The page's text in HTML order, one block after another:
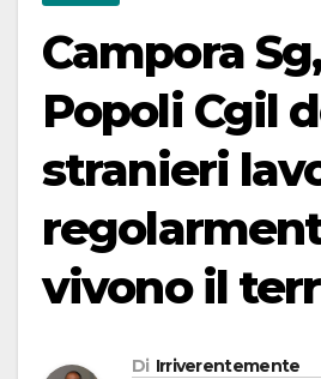
Campora
Popoli Cgil
stranieri
vivono il
Di Irriverentemente